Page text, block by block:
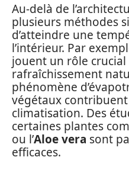
Au-delà de
plusieurs méthodes
d’atteindre une
l’intérieur. Par
jouent un rôle crucial
rafraîchissement
phénomène
végétaux
climatisation. Des
certaines plantes
ou l’Aloe vera sont
efficaces.